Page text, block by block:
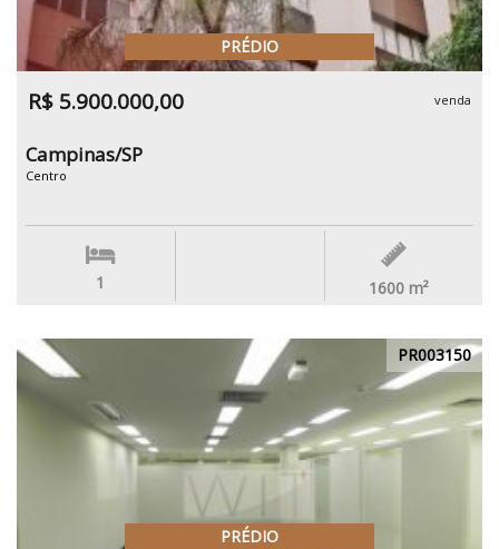
PRÉDIO
R$ 5.900.000,00 venda
Campinas/SP
Centro
1 1600 m²
PR003150
PRÉDIO